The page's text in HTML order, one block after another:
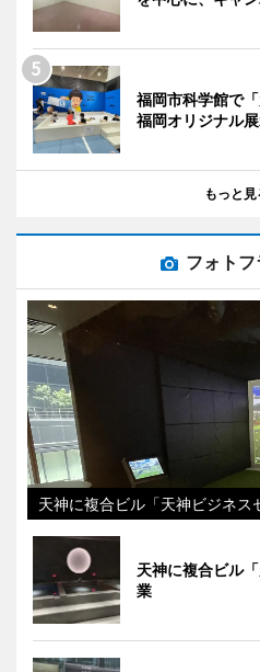
福岡市科学館で
福岡オリジナル
もっと見
フォト
天神に複合ビル「天神ビジネス
天神に複合ビル
業